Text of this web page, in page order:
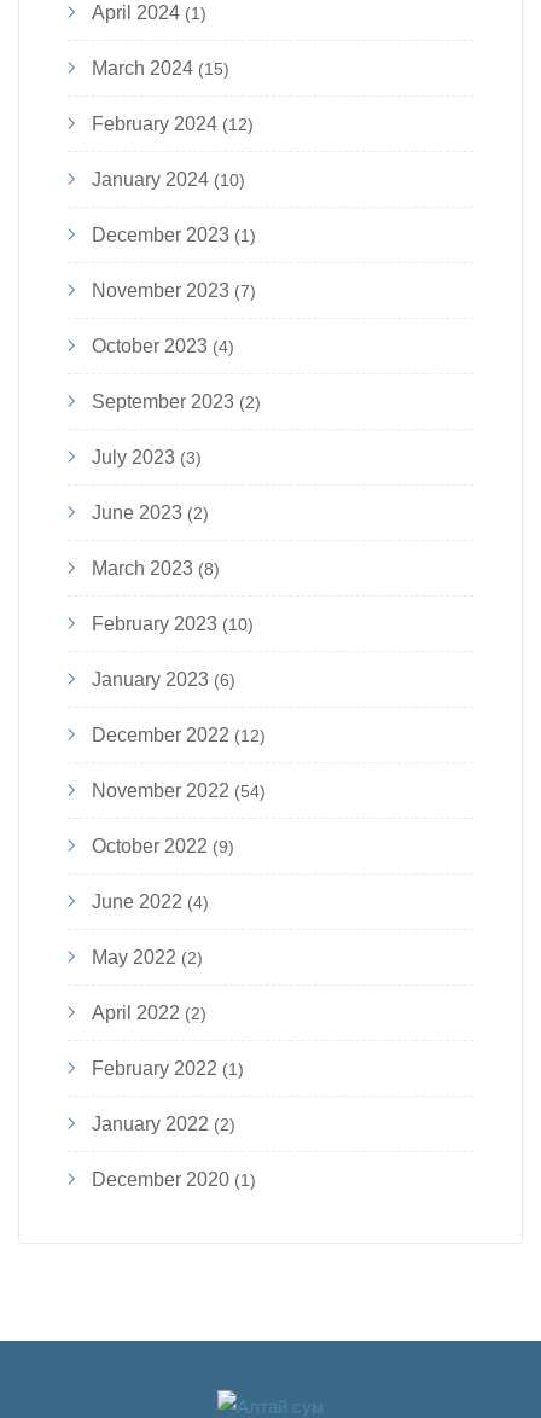
April 2024 (1)
March 2024 (15)
February 2024 (12)
January 2024 (10)
December 2023 (1)
November 2023 (7)
October 2023 (4)
September 2023 (2)
July 2023 (3)
June 2023 (2)
March 2023 (8)
February 2023 (10)
January 2023 (6)
December 2022 (12)
November 2022 (54)
October 2022 (9)
June 2022 (4)
May 2022 (2)
April 2022 (2)
February 2022 (1)
January 2022 (2)
December 2020 (1)